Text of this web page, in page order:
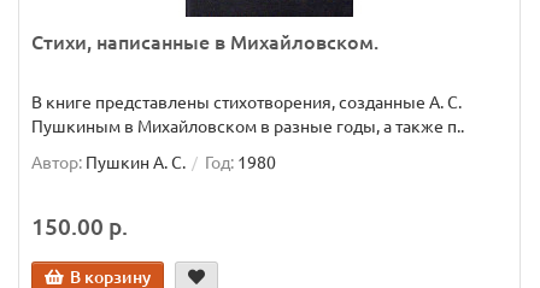
Стихи, написанные в Михайловском.
В книге представлены стихотворения, созданные А. С.
Пушкиным в Михайловском в разные годы, а также п..
Автор: Пушкин А. С. Год: 1980
150.00 р.
В корзину